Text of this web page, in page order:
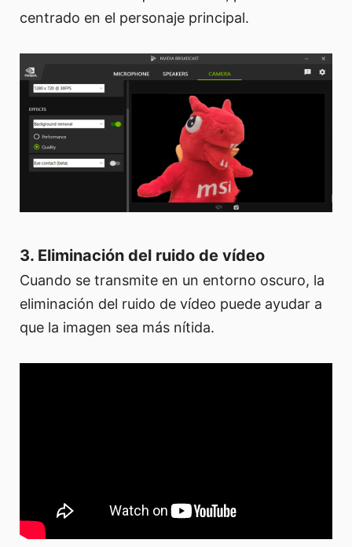
centrado en el personaje principal.
3. Eliminación del ruido de vídeo
Cuando se transmite en un entorno oscuro, la
eliminación del ruido de vídeo puede ayudar a
que la imagen sea más nítida.